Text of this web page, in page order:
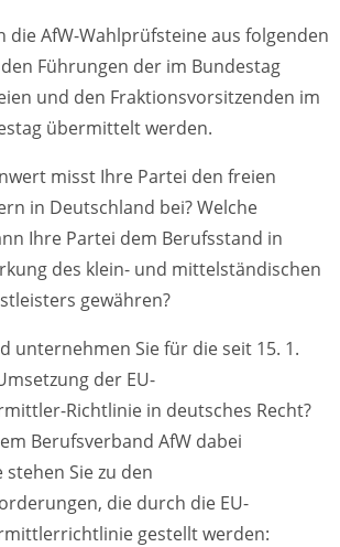
die AfW-Wahlprüfsteine aus folgenden
Führungen der im Bundestag
und den Fraktionsvorsitzenden im
übermittelt werden.
misst Ihre Partei den freien
in Deutschland bei? Welche
Ihre Partei dem Berufsstand in
des klein- und mittelständischen
gewähren?
unternehmen Sie für die seit 15. 1.
der EU-
Richtlinie in deutsches Recht?
Berufsverband AfW dabei
Sie zu den
die durch die EU-
gestellt werden: